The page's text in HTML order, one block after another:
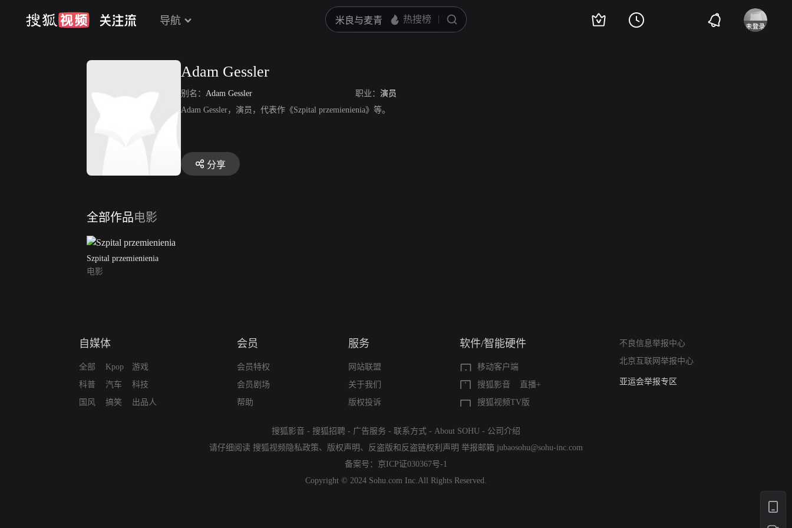
导航
Adam Gessler
别名： Adam Gessler 职业： 演员
Adam Gessler，演员，代表作《Szpital przemienienia》等。
分享
全部作品电影
Szpital przemienienia
电影
自媒体
全部
科普
国风
Kpop
汽车
搞笑
游戏
科技
出品人
会员
会员特权
会员剧场
帮助
服务
网站联盟
关于我们
版权投诉
软件/智能硬件
移动客户端
搜狐影音
直播+
搜狐视频TV版
不良信息举报中心
北京互联网举报中心
算法推荐专项举报
亚运会举报专区
搜狐影音 - 搜狐招聘 - 广告服务 - 联系方式 - About SOHU - 公司介绍
请仔细阅读 搜狐视频隐私政策、 版权声明 、 反盗版和反盗链权利声明 举报邮箱 jubaosohu@sohu-inc.com
备案号： 京ICP证030367号-1
Copyright © 2024 Sohu.com Inc.All Rights Reserved.